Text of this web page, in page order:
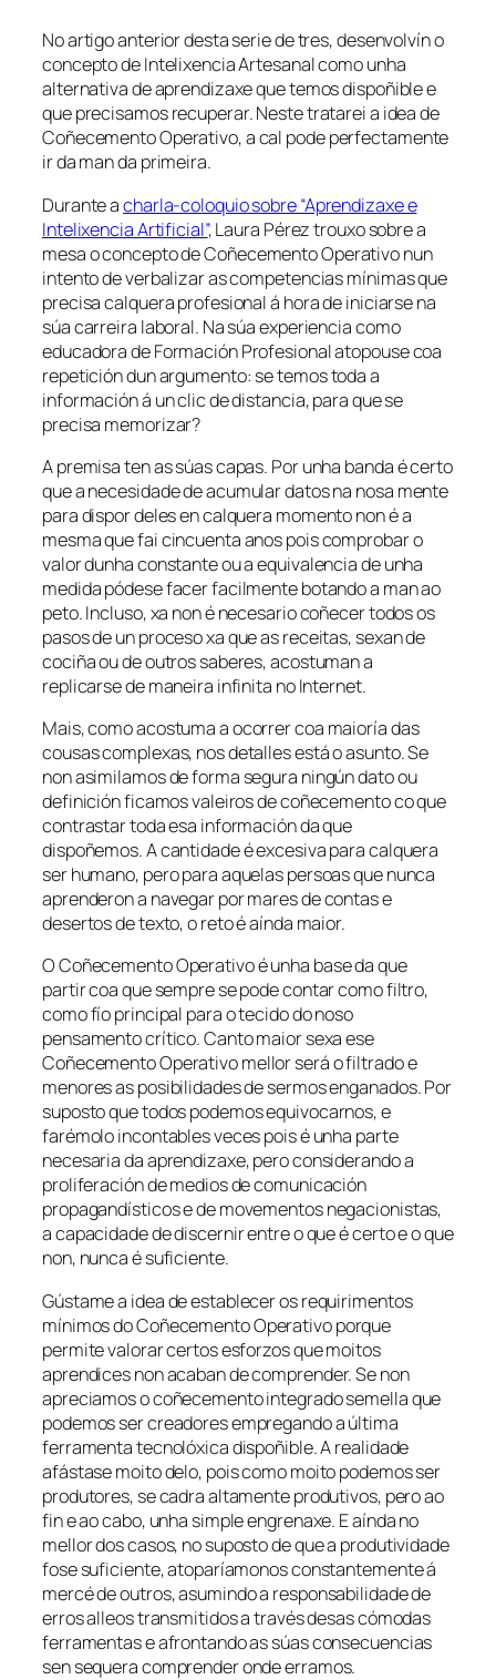
No artigo anterior desta serie de tres, desenvolvín o
concepto de Intelixencia Artesanal como unha
alternativa de aprendizaxe que temos dispoñible e
que precisamos recuperar. Neste tratarei a idea de
Coñecemento Operativo,a cal pode perfectamente
ir da man da primeira.
Durante acharla-coloquio sobre “Aprendizaxe e
Intelixencia Artificial”, Laura Pérez trouxo sobre a
mesa o concepto deCoñecemento Operativonun
intento de verbalizar as competencias mínimas que
precisa calquera profesional á hora de iniciarse na
súa carreira laboral. Na súa experiencia como
educadora de Formación Profesional atopouse coa
repetición dun argumento: se temos toda a
información á un clic de distancia, para que se
precisa memorizar?
A premisa ten as súas capas. Por unha banda é certo
que a necesidade de acumular datos na nosa mente
para dispor deles en calquera momento non é a
mesma que fai cincuenta anos pois comprobar o
valor dunha constante ou a equivalencia de unha
medida pódese facer facilmente botando a man ao
peto. Incluso, xa non é necesario coñecer todos os
pasos de un proceso xa que as receitas, sexan de
cociña ou de outros saberes, acostuman a
replicarse de maneira infinita no Internet.
Mais, como acostuma a ocorrer coa maioría das
cousas complexas, nos detalles está o asunto. Se
non asimilamos de forma segura ningún dato ou
definición ficamos valeiros de coñecemento co que
contrastar toda esa información da que
dispoñemos. A cantidade é excesiva para calquera
ser humano, pero para aquelas persoas que nunca
aprenderon a navegar por mares de contas e
desertos de texto, o reto é aínda maior.
OCoñecemento Operativoé unha base da que
partir coa que sempre se pode contar como filtro,
como fío principal para o tecido do noso
pensamento crítico. Canto maior sexa ese
Coñecemento Operativomellor será o filtrado e
menores as posibilidades de sermos enganados. Por
suposto que todos podemos equivocarnos, e
farémolo incontables veces pois é unha parte
necesaria da aprendizaxe, pero considerando a
proliferación de medios de comunicación
propagandísticos e de movementos negacionistas,
a capacidade de discernir entre o que é certo e o que
non, nunca é suficiente.
Gústame a idea de establecer os requirimentos
mínimos doCoñecemento Operativoporque
permite valorar certos esforzos que moitos
aprendices non acaban de comprender. Se non
apreciamos o coñecemento integrado semella que
podemos ser creadores empregando a última
ferramenta tecnolóxica dispoñible. A realidade
afástase moito delo, pois como moito podemos ser
produtores, se cadra altamente produtivos, pero ao
fin e ao cabo, unha simple engrenaxe. E aínda no
mellor dos casos, no suposto de que a produtividade
fose suficiente, atoparíamonos constantemente á
mercé de outros, asumindo a responsabilidade de
erros alleos transmitidos a través desas cómodas
ferramentas e afrontando as súas consecuencias
sen sequera comprender onde erramos.